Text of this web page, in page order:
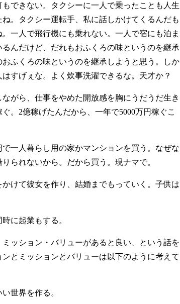
できない。タクシーに一人で乗ったことも人生
。タクシー運転手、私に話しかけてくるんだも
一人で飛行機にも乗れない。一人で宿にも泊ま
んだけど、だれもおふくろの味というのを継承
ふくろの味というのを継承しようと思う。しか
すげぇな。よく炊事洗濯できるな。天才か？
がら、仕事をやめた開放感を胸にうだうだ生き
。2億稼げたんだから、一年で5000万円稼ぐこ
一人暮らし用の家かマンションを買う。なぜな
られないから。だから買う。現ナマで。
けて彼女を作り、結婚までもっていく。子供は
に起業もする。
ッション・バリューがあると良い、という話を
とミッションとバリューは以下のように考えて
世界を作る。